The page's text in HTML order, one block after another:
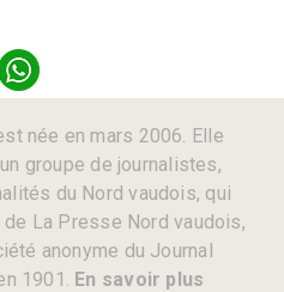
née en mars 2006. Elle
groupe de journalistes,
du Nord vaudois, qui
La Presse Nord vaudois,
anonyme du Journal
1901. En savoir plus